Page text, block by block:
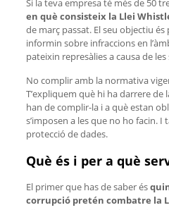
Si la teva empresa té més de 50
en què consisteix la Llei
de març passat. El seu objectiu
informin sobre infraccions en
pateixin represàlies a causa de
No complir amb la normativa
T’expliquem què hi ha darrere de
han de complir-la i a què estan
s’imposen a les que no ho facin.
protecció de dades.
Què és i per a què
El primer que has de saber és
corrupció pretén combatre la